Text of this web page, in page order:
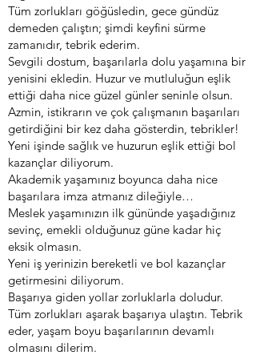
Tüm zorlukları göğüsledin, gece gündüz
demeden çalıştın; şimdi keyfini sürme
zamanıdır, tebrik ederim.
Sevgili dostum, başarılarla dolu yaşamına bir
yenisini ekledin. Huzur ve mutluluğun eşlik
ettiği daha nice güzel günler seninle olsun.
Azmin, istikrarın ve çok çalışmanın başarıları
getirdiğini bir kez daha gösterdin, tebrikler!
Yeni işinde sağlık ve huzurun eşlik ettiği bol
kazançlar diliyorum.
Akademik yaşamınız boyunca daha nice
başarılara imza atmanız dileğiyle…
Meslek yaşamınızın ilk gününde yaşadığınız
sevinç, emekli olduğunuz güne kadar hiç
eksik olmasın.
Yeni iş yerinizin bereketli ve bol kazançlar
getirmesini diliyorum.
Başarıya giden yollar zorluklarla doludur.
Tüm zorlukları aşarak başarıya ulaştın. Tebrik
eder, yaşam boyu başarılarının devamlı
olmasını dilerim.